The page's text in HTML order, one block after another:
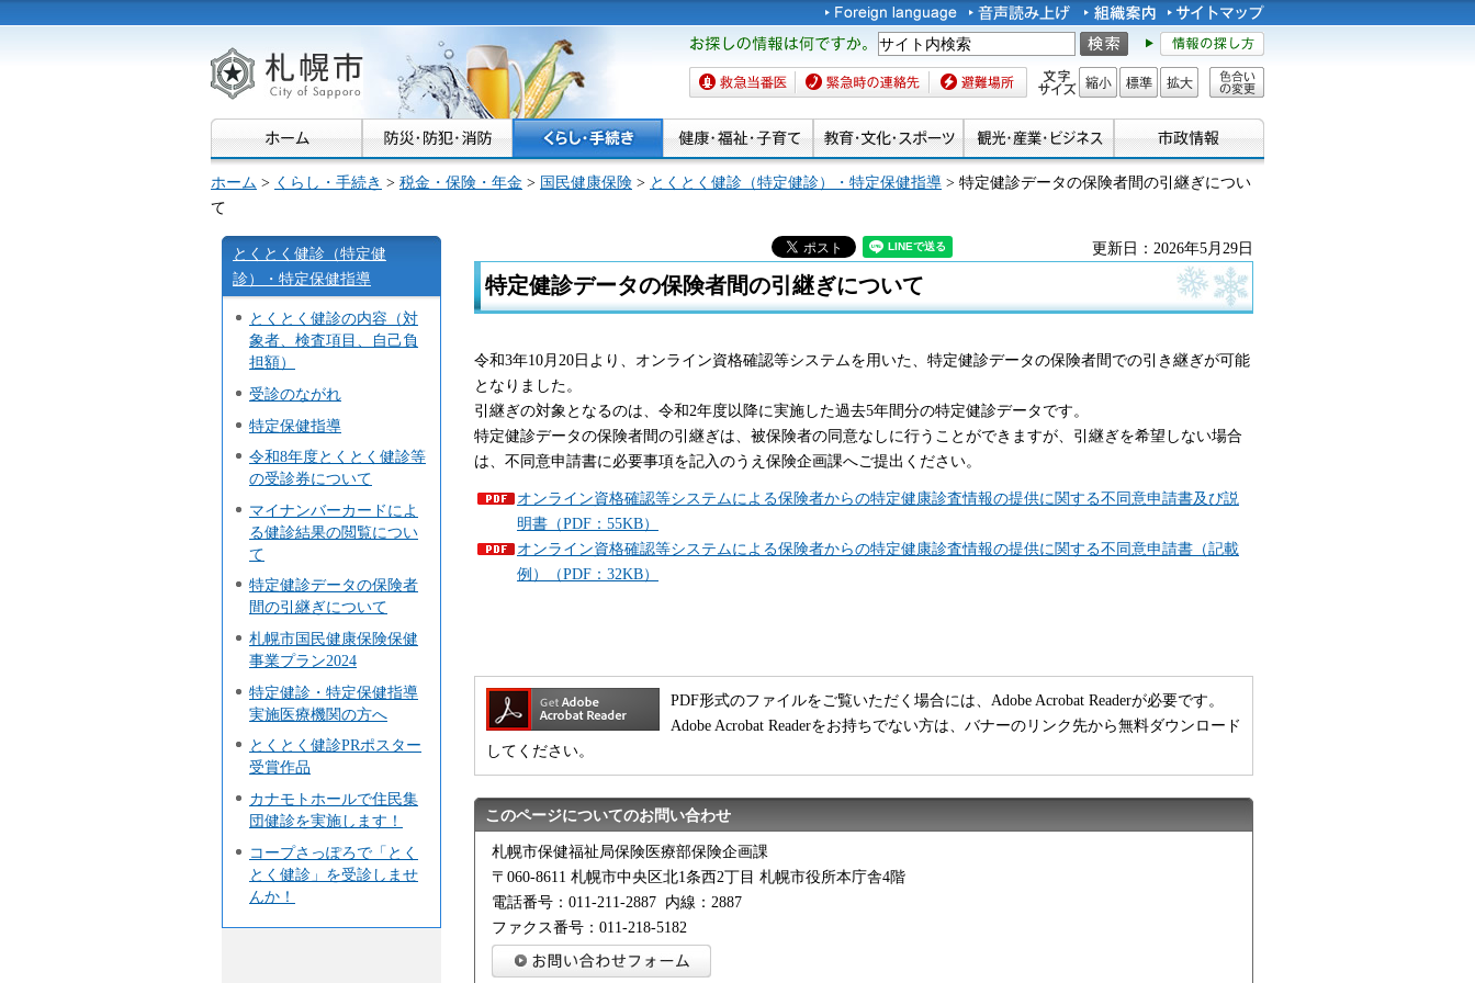
札幌市
お探しの情報は何です
か。
救急当番医 緊急時の連絡先 避難場所 文字サイズ
縮小 標準 拡大
色合い
ホーム > くらし・手続き > 税金・保険・年金 > 国民健康保険 > とくとく健診（特定健診）・特定保健指導 > 特定健診データの保険者間の引継ぎについ
て
とくとく健診（特定健
診）・特定保健指導
とくとく健診の内容（対
象者、検査項目、自己負
担額）
受診のながれ
特定保健指導
令和8年度とくとく健診等
の受診券について
マイナンバーカードによ
る健診結果の閲覧につい
て
特定健診データの保険者
間の引継ぎについて
札幌市国民健康保険保健
事業プラン2024
特定健診・特定保健指導
実施医療機関の方へ
とくとく健診PRポスター
受賞作品
カナモトホールで住民集
団健診を実施します！
コープさっぽろで「とく
とく健診」を受診しませ
んか！
更新日：2026年5月29日
特定健診データの保険者間の引継ぎについて
令和3年10月20日より、オンライン資格確認等システムを用いた、特定健診データの保険者間での引き継ぎが可能
となりました。
引継ぎの対象となるのは、令和2年度以降に実施した過去5年間分の特定健診データです。
特定健診データの保険者間の引継ぎは、被保険者の同意なしに行うことができますが、引継ぎを希望しない場合
は、不同意申請書に必要事項を記入のうえ保険企画課へご提出ください。
オンライン資格確認等システムによる保険者からの特定健康診査情報の提供に関する不同意申請書及び説
明書（PDF：55KB）
オンライン資格確認等システムによる保険者からの特定健康診査情報の提供に関する不同意申請書（記載
例）（PDF：32KB）
PDF形式のファイルをご覧いただく場合には、Adobe Acrobat Readerが必要です。
Adobe Acrobat Readerをお持ちでない方は、バナーのリンク先から無料ダウンロード
してください。
このページについてのお問い合わせ
札幌市保健福祉局保険医療部保険企画課
〒060-8611 札幌市中央区北1条西2丁目 札幌市役所本庁舎4階
電話番号：011-211-2887 内線：2887
ファクス番号：011-218-5182